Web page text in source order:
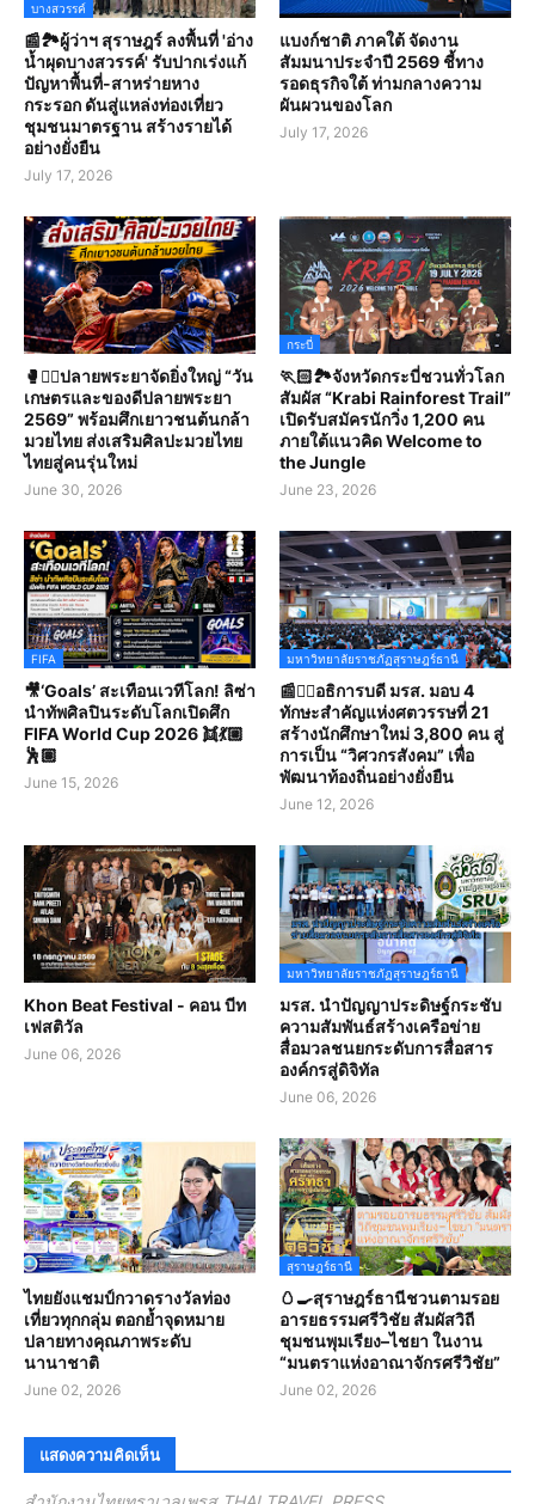
บางสวรรค์
📰🏞️ผู้ว่าฯ สุราษฎร์ ลงพื้นที่ 'อ่าง
น้ำผุดบางสวรรค์' รับปากเร่งแก้
ปัญหาพื้นที่-สาหร่ายหาง
กระรอก ดันสู่แหล่งท่องเที่ยว
ชุมชนมาตรฐาน สร้างรายได้
อย่างยั่งยืน
July 17, 2026
แบงก์ชาติ ภาคใต้ จัดงาน
สัมมนาประจำปี 2569 ชี้ทาง
รอดธุรกิจใต้ ท่ามกลางความ
ผันผวนของโลก
July 17, 2026
🥊🤼‍♀️ปลายพระยาจัดยิ่งใหญ่ “วัน
เกษตรและของดีปลายพระยา
2569” พร้อมศึกเยาวชนต้นกล้า
มวยไทย ส่งเสริมศิลปะมวยไทย
ไทยสู่คนรุ่นใหม่
June 30, 2026
กระบี่
🏃🏻🏞️จังหวัดกระบี่ชวนทั่วโลก
สัมผัส “Krabi Rainforest Trail”
เปิดรับสมัครนักวิ่ง 1,200 คน
ภายใต้แนวคิด Welcome to
the Jungle
June 23, 2026
FIFA
🎥‘Goals’ สะเทือนเวทีโลก! ลิซ่า
นำทัพศิลปินระดับโลกเปิดศึก
FIFA World Cup 2026 👯💃🏼
🕺🏽
June 15, 2026
มหาวิทยาลัยราชภัฏสุราษฎร์ธานี
📰✍🏻อธิการบดี มรส. มอบ 4
ทักษะสำคัญแห่งศตวรรษที่ 21
สร้างนักศึกษาใหม่ 3,800 คน สู่
การเป็น “วิศวกรสังคม” เพื่อ
พัฒนาท้องถิ่นอย่างยั่งยืน
June 12, 2026
Khon Beat Festival - คอน บีท
เฟสติวัล
June 06, 2026
มหาวิทยาลัยราชภัฏสุราษฎร์ธานี
มรส. นำปัญญาประดิษฐ์กระชับ
ความสัมพันธ์สร้างเครือข่าย
สื่อมวลชนยกระดับการสื่อสาร
องค์กรสู่ดิจิทัล
June 06, 2026
ไทยยังแชมป์กวาดรางวัลท่อง
เที่ยวทุกกลุ่ม ตอกย้ำจุดหมาย
ปลายทางคุณภาพระดับ
นานาชาติ
June 02, 2026
สุราษฎร์ธานี
🥚🍳สุราษฎร์ธานีชวนตามรอย
อารยธรรมศรีวิชัย สัมผัสวิถี
ชุมชนพุมเรียง–ไชยา ในงาน
“มนตราแห่งอาณาจักรศรีวิชัย”
June 02, 2026
แสดงความคิดเห็น